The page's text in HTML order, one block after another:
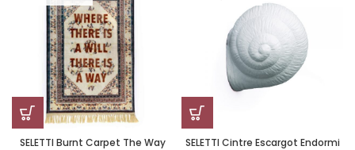
SELETTI Burnt Carpet The Way SELETTI Cintre Escargot Endormi